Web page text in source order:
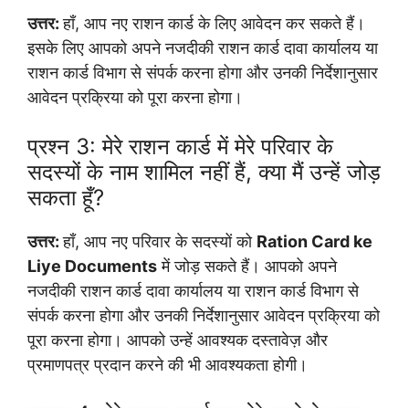
उत्तर:हाँ, आप नए राशन कार्ड के लिए आवेदन कर सकते हैं।
इसके लिए आपको अपने नजदीकी राशन कार्ड दावा कार्यालय या
राशन कार्ड विभाग से संपर्क करना होगा और उनकी निर्देशानुसार
आवेदन प्रक्रिया को पूरा करना होगा।
प्रश्न 3: मेरे राशन कार्ड में मेरे परिवार के
सदस्यों के नाम शामिल नहीं हैं, क्या मैं उन्हें जोड़
सकता हूँ?
उत्तर:हाँ, आप नए परिवार के सदस्यों को Ration Card ke
Liye Documentsमें जोड़ सकते हैं। आपको अपने
नजदीकी राशन कार्ड दावा कार्यालय या राशन कार्ड विभाग से
संपर्क करना होगा और उनकी निर्देशानुसार आवेदन प्रक्रिया को
पूरा करना होगा। आपको उन्हें आवश्यक दस्तावेज़ और
प्रमाणपत्र प्रदान करने की भी आवश्यकता होगी।